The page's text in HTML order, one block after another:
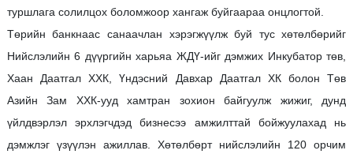
туршлага солилцох боломжоор хангаж буйгаараа онцлогтой.
Төрийн банкнаас санаачлан хэрэгжүүлж буй тус хөтөлбөрийг
Нийслэлийн 6 дүүргийн харьяа ЖДҮ-ийг дэмжих Инкубатор төв,
Хаан Даатгал ХХК, Үндэсний Давхар Даатгал ХК болон Төв
Азийн Зам ХХК-ууд хамтран зохион байгуулж жижиг, дунд
үйлдвэрлэл эрхлэгчдэд бизнесээ амжилттай бойжуулахад нь
дэмжлэг үзүүлэн ажиллав. Хөтөлбөрт нийслэлийн 120 орчим